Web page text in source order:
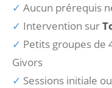
Aucun prérequis
Intervention sur
Petits groupes de
Givors
Sessions initiale